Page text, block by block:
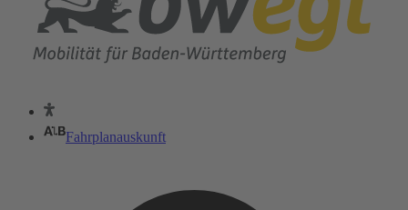
Fahrplanauskunft